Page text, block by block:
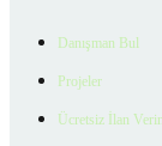
Danışman Bul
Projeler
Ücretsiz İlan Verin